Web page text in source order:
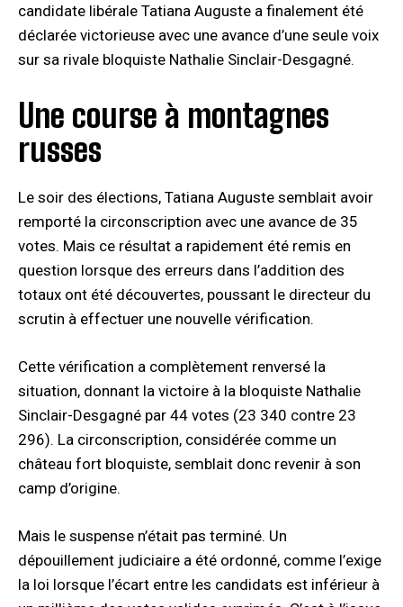
candidate libérale Tatiana Auguste a finalement été
déclarée victorieuse avec une avance d’une seule voix
sur sa rivale bloquiste Nathalie Sinclair-Desgagné.
Une course à montagnes
russes
Le soir des élections, Tatiana Auguste semblait avoir
remporté la circonscription avec une avance de 35
votes. Mais ce résultat a rapidement été remis en
question lorsque des erreurs dans l’addition des
totaux ont été découvertes, poussant le directeur du
scrutin à effectuer une nouvelle vérification.
Cette vérification a complètement renversé la
situation, donnant la victoire à la bloquiste Nathalie
Sinclair-Desgagné par 44 votes (23 340 contre 23
296). La circonscription, considérée comme un
château fort bloquiste, semblait donc revenir à son
camp d’origine.
Mais le suspense n’était pas terminé. Un
dépouillement judiciaire a été ordonné, comme l’exige
la loi lorsque l’écart entre les candidats est inférieur à